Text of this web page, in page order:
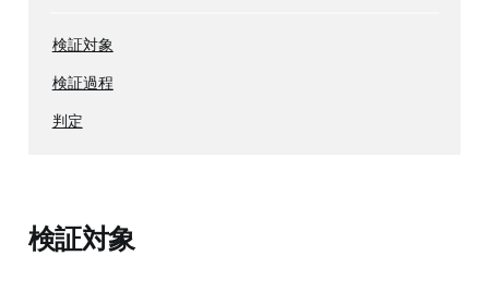
検証対象
検証過程
判定
検証対象